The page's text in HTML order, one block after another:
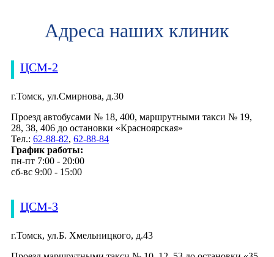
Адреса наших клиник
ЦСМ-2
г.Томск, ул.Смирнова, д.30
Проезд автобусами № 18, 400, маршрутными такси № 19,
28, 38, 406 до остановки «Красноярская»
Тел.: 62-88-82, 62-88-84
График работы:
пн-пт 7:00 - 20:00
сб-вс 9:00 - 15:00
ЦСМ-3
г.Томск, ул.Б. Хмельницкого, д.43